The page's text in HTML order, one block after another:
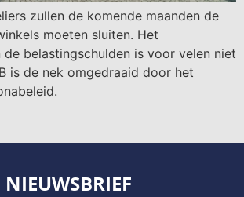
zullen de komende maanden de
moeten sluiten. Het
belastingschulden is voor velen niet
is de nek omgedraaid door het
NIEUWSBRIEF